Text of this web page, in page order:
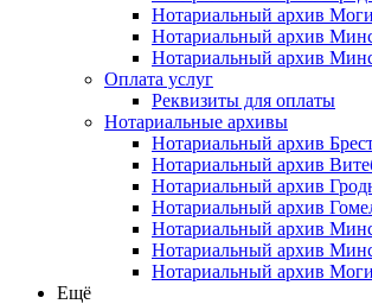
Нотариальный архив
Нотариальный архив
Нотариальный архив
Оплата услуг
Реквизиты для оплаты
Нотариальные архивы
Нотариальный архив
Нотариальный архив
Нотариальный архив
Нотариальный архив
Нотариальный архив
Нотариальный архив
Нотариальный архив
Ещё